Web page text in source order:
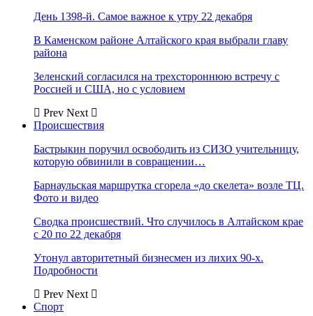
День 1398-й. Самое важное к утру 22 декабря
В Каменском районе Алтайского края выбрали главу
района
Зеленский согласился на трехстороннюю встречу с
Россией и США, но с условием
Prev Next
Происшествия
Бастрыкин поручил освободить из СИЗО учительницу,
которую обвинили в совращении…
Барнаульская маршрутка сгорела «до скелета» возле ТЦ.
Фото и видео
Сводка происшествий. Что случилось в Алтайском крае
с 20 по 22 декабря
Утонул авторитетный бизнесмен из лихих 90-х.
Подробности
Prev Next
Спорт